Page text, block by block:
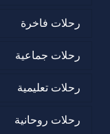
رحلات فاخرة
رحلات جماعية
رحلات تعليمية
رحلات روحانية